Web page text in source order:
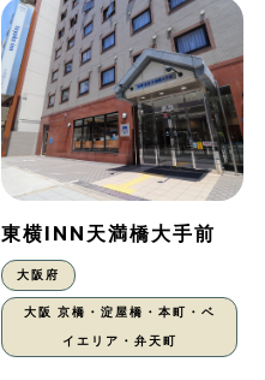
東横INN天満橋大手前
大阪府
大阪 京橋・淀屋橋・本町・ベ
イエリア・弁天町